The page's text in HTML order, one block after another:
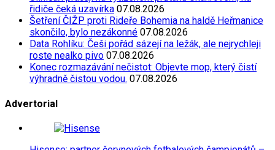
řidiče čeká uzavírka 07.08.2026
Šetření ČIŽP proti Rideře Bohemia na haldě Heřmanice
skončilo, bylo nezákonné 07.08.2026
Data Rohlíku: Češi pořád sázejí na ležák, ale nejrychleji
roste nealko pivo 07.08.2026
Konec rozmazávání nečistot: Objevte mop, který čistí
výhradně čistou vodou. 07.08.2026
Advertorial